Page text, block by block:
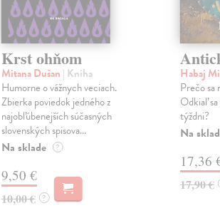
Krst ohňom
Mitana Dušan | Kniha
Humorne o vážnych veciach.
Zbierka poviedok jedného z
najobľúbenejších súčasných
slovenských spisova...
Na sklade ?
9,50 €
10,00 € ?
Habaj
Prečo sa
Odkiaľ
týždni?
Na
17,36
17,90 €